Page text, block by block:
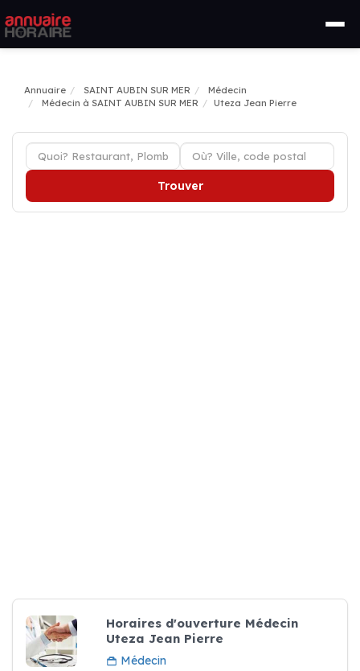
Annuaire SAINT AUBIN SUR MER
Médecin
Médecin à SAINT AUBIN SUR MER
Uteza Jean Pierre
Trouver
Horaires d'ouverture Médecin
Uteza Jean Pierre
Médecin